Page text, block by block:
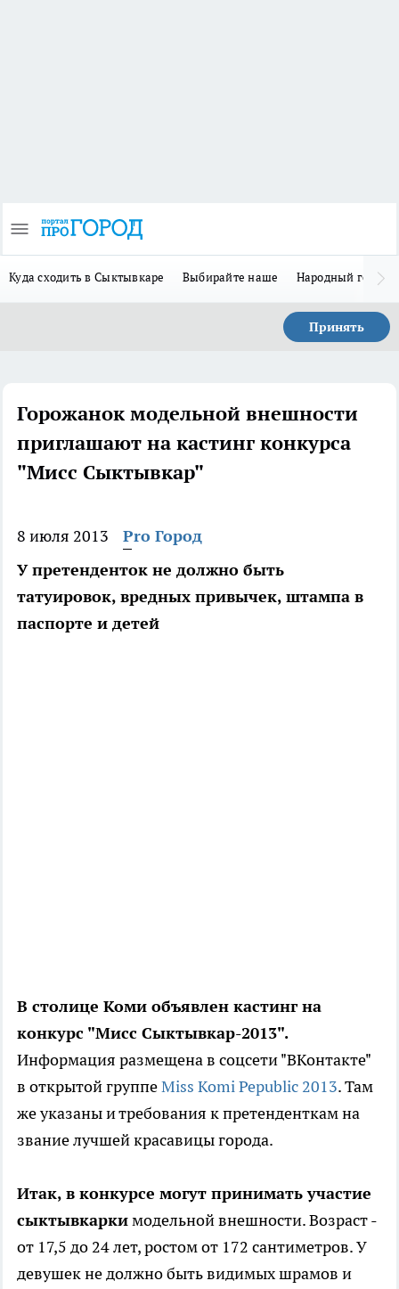
Куда сходить в Сыктывкаре Выбирайте наше Народный герой
Принять
Горожанок модельной внешности
приглашают на кастинг конкурса
"Мисс Сыктывкар"
8 июля 2013
Pro Город
У претенденток не должно быть
татуировок, вредных привычек, штампа в
паспорте и детей
В столице Коми объявлен кастинг на
конкурс "Мисс Сыктывкар-2013".
Информация размещена в соцсети "ВКонтакте"
в открытой группеMiss Komi Pepublic 2013. Там
же указаны и требования к претенденткам на
звание лучшей красавицы города.
Итак, в конкурсе могут принимать участие
сыктывкаркимодельной внешности. Возраст -
от 17,5 до 24 лет, ростом от 172 сантиметров. У
девушек не должно быть видимых шрамов и